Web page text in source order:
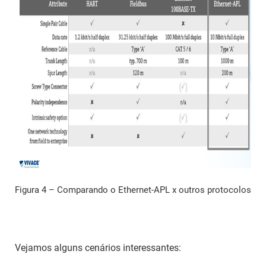
Figura 4 – Comparando o Ethernet-APL x outros protocolos
Vejamos alguns cenários interessantes: